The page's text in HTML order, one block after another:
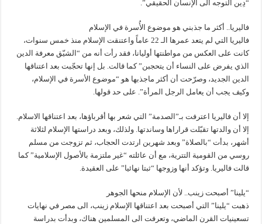
“دِين التوجه الى الإنسان الحقيقي”.
فاليريا.. أكثر ما جذبني هو موضوع الأُسرة في الإسلام
فاليريا التي لم يتعد عمرها الـ 22 عاماً واعتنقت الإسلام منذ خمس سنوات،
كانت على العكس من مواطنتها أوليانا، فقد رأت أنه من “الشيّق معرفة الدين
الذي يفرض على النساء أن يتحجبن” كما قالت. بل إنها تحجّبت بعد اعتناقها
الدين الجديد، وصرّحت أن أكثر ماجذبها هو “موضوع الأسرة في الإسلام،
وكيف يجب أن يعامل الرجل المرأة”. على حد قولها.
إلا أن فاليريا اعترفت بـ”الصدمة” التي شعر بها أقرباؤها، بعد اعتناقها الاسلام.
إلا أن والدتها تقبّلت قراراها وساندتها. ولذلك، وبعد دراستها الإسلام لثلاثة
أشهر، بدأت “بالصلاة” وبعد شهرين ارتدت الحجاب، ثم تزوجت من مسلم
روسي من القومية التترية، مع أن عائلته “غير ملتزمة بالأصول الإسلامية” كما
قالت فاليريا. وتؤكد أنها وزوجها “ثبتا نهائيا” على العقيدة.
“يلينا” أصبحت زينب.. لأن الإسلام منحها الجوهر
ذهبت “يلينا” التي أصبحت بعد اعتناقها الإسلام زينب، الى مصر في نهايات
تسعينيات القرن الماضي، وتعرفت الى المسلمين هناك، وبدأت بدراسة